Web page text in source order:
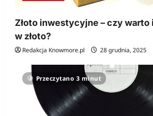
Złoto inwestycyjne – czy
w złoto?
Redakcja Knowmore.pl 28 grudnia, 2025
Przeczytano 3 minut